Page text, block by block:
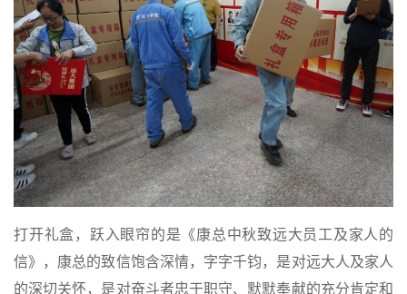
打开礼盒，跃入眼帘的是《康总中秋致远大员工及家人的
信》，康总的致信饱含深情，字字千钧，是对远大人及家人
的深切关怀，是对奋斗者忠于职守、默默奉献的充分肯定和